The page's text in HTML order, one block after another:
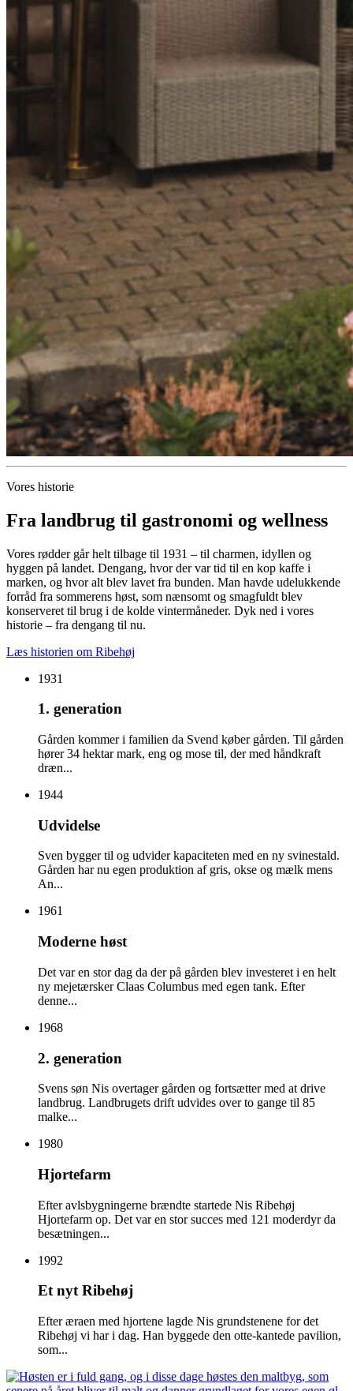
Vores historie
Fra landbrug til gastronomi og wellness
Vores rødder går helt tilbage til 1931 – til charmen, idyllen og
hyggen på landet. Dengang, hvor der var tid til en kop kaffe i
marken, og hvor alt blev lavet fra bunden. Man havde udelukkende
forråd fra sommerens høst, som nænsomt og smagfuldt blev
konserveret til brug i de kolde vintermåneder. Dyk ned i vores
historie – fra dengang til nu.
Læs historien om Ribehøj
1931
1. generation
Gården kommer i familien da Svend køber gården. Til gården
hører 34 hektar mark, eng og mose til, der med håndkraft
dræn...
1944
Udvidelse
Sven bygger til og udvider kapaciteten med en ny svinestald.
Gården har nu egen produktion af gris, okse og mælk mens
An...
1961
Moderne høst
Det var en stor dag da der på gården blev investeret i en helt
ny mejetærsker Claas Columbus med egen tank. Efter
denne...
1968
2. generation
Svens søn Nis overtager gården og fortsætter med at drive
landbrug. Landbrugets drift udvides over to gange til 85
malke...
1980
Hjortefarm
Efter avlsbygningerne brændte startede Nis Ribehøj
Hjortefarm op. Det var en stor succes med 121 moderdyr da
besætningen...
1992
Et nyt Ribehøj
Efter æraen med hjortene lagde Nis grundstenene for det
Ribehøj vi har i dag. Han byggede den otte-kantede pavilion,
som...